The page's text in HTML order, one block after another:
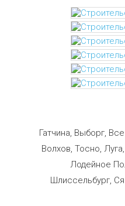
Гатчина, Выборг,
Волхов, Тосно,
Лодейное
Шлиссельбург,